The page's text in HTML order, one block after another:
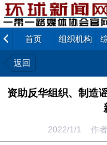
首页 组织机构
返回
资助反华组织、制造
2022/1/1 作